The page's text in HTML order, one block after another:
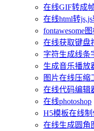
在线GIF转成
在线html转
fontawesome
在线获取键盘
字符生成线条
生成音乐播放
图片在线压缩
在线代码编辑
在线photoshop
H5模板在线制
在线生成圆角